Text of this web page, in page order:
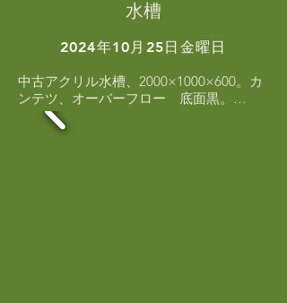
水槽
2024年10月25日金曜日
中古アクリル水槽、2000×1000×600。カ
ンテツ、オーバーフロー　底面黒。
2000×1000×600。奥行き　1メートル。
お探しの方はお早めに！